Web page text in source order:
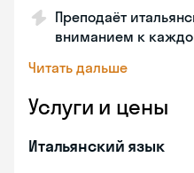
Преподаёт
вниманием к
Читать дальше
Услуги и цены
Итальянский язык